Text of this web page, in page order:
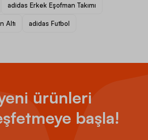
adidas Erkek Eşofman Takımı
Altı adidas Futbol
ürünleri
başla!